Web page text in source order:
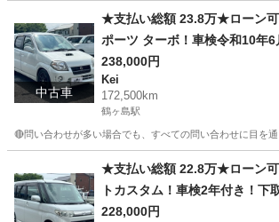
鶴ヶ島駅 その他
中古車
★支払い総額 23.8万★ローン
ポーツ ターボ！車検令和10年
可能！
238,000円
Kei
172,500km
鶴ヶ島駅
🔴問い合わせが多い場合でも、すべての問い合わせに目
鶴ヶ島駅 Kei 車両
★支払い総額 22.8万★ローン
トカスタム！車検2年付き！下
228,000円